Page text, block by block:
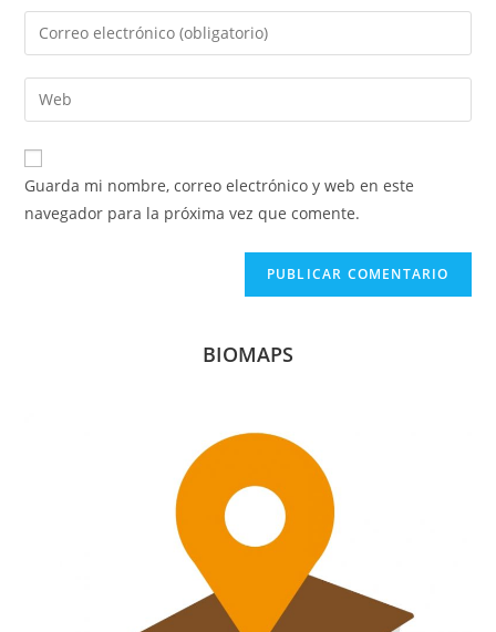
nombre
de
usuario
para
comentar
Introduce
tu
dirección
de
electrónico
para
comentar
Introduce
la
URL
de
Guarda mi nombre, correo electrónico y web en este
navegador para la próxima vez que comente.
BIOMAPS